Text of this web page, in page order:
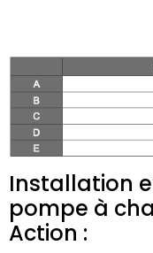
Installation
pompe à
Action :